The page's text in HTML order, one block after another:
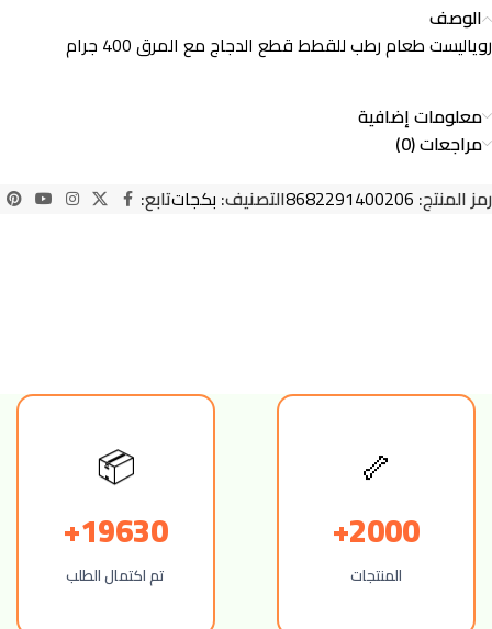
الوصف
روياليست طعام رطب للقطط قطع الدجاج مع المرق 400 جرام
معلومات إضافية
مراجعات (0)
رمز المنتج: 8682291400206التصنيف: بكجاتتابع:
🦴
2000+
المنتجات
📦
19630+
تم اكتمال الطلب